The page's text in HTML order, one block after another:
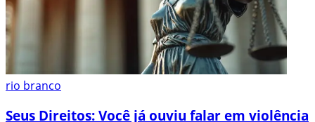
rio branco
Seus Direitos: Você já ouviu falar em violência